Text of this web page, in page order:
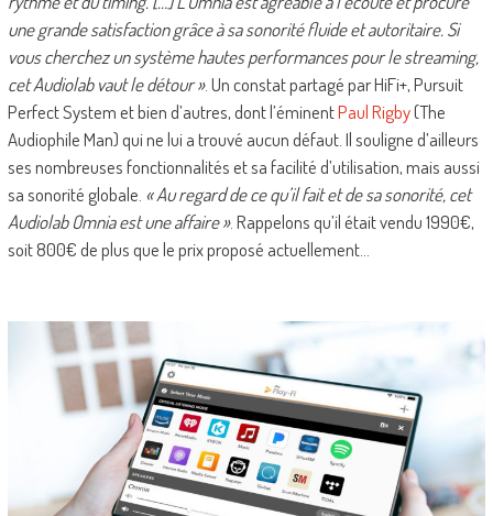
une grande satisfaction grâce à sa sonorité fluide et autoritaire. Si
vous cherchez un système hautes performances pour le streaming,
cet Audiolab vaut le détour ». Un constat partagé par HiFi+, Pursuit
Perfect System et bien d’autres, dont l’éminentPaul Rigby(The
Audiophile Man) qui ne lui a trouvé aucun défaut. Il souligne d’ailleurs
ses nombreuses fonctionnalités et sa facilité d’utilisation, mais aussi
sa sonorité globale. « Au regard de ce qu’il fait et de sa sonorité, cet
Audiolab Omnia est une affaire ». Rappelons qu’il était vendu 1990€,
soit 800€ de plus que le prix proposé actuellement…